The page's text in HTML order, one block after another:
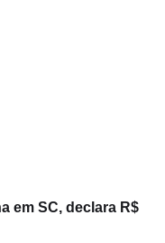
em SC, declara R$